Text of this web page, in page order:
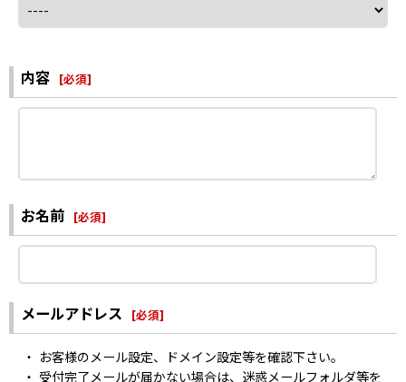
内容 [必須]
お名前 [必須]
メールアドレス [必須]
・ お客様のメール設定、ドメイン設定等を確認下さい。
・ 受付完了メールが届かない場合は、迷惑メールフォルダ等を